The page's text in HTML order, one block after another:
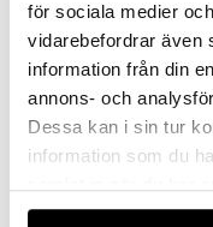
för sociala medier
vidarebefordrar även
information från din
annons- och
Dessa kan i sin tur
information som du